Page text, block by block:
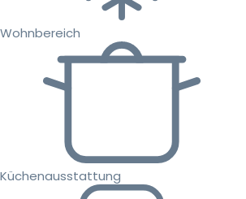
Wohnbereich
Küchenausstattung